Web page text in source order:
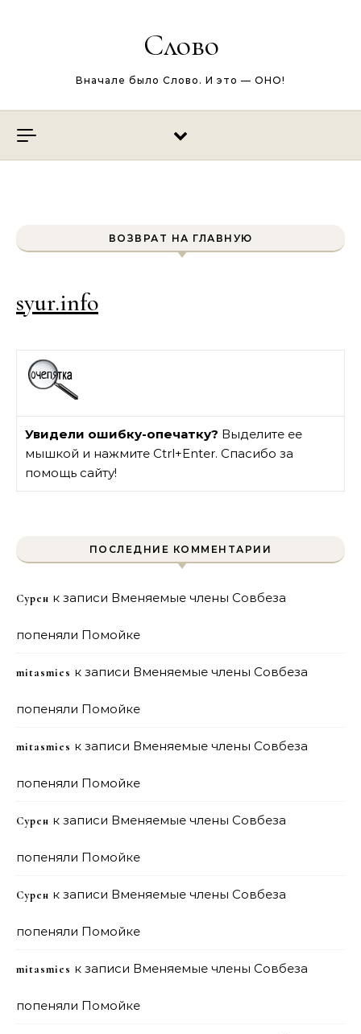
Слово
Вначале было Слово. И это — ОНО!
ВОЗВРАТ НА ГЛАВНУЮ
syur.info
Увидели ошибку-опечатку? Выделите ее
мышкой и нажмите Ctrl+Enter. Спасибо за
помощь сайту!
ПОСЛЕДНИЕ КОММЕНТАРИИ
Сурен к записи Вменяемые члены Совбеза
попеняли Помойке
mitasmies к записи Вменяемые члены Совбеза
попеняли Помойке
mitasmies к записи Вменяемые члены Совбеза
попеняли Помойке
Сурен к записи Вменяемые члены Совбеза
попеняли Помойке
Сурен к записи Вменяемые члены Совбеза
попеняли Помойке
mitasmies к записи Вменяемые члены Совбеза
попеняли Помойке